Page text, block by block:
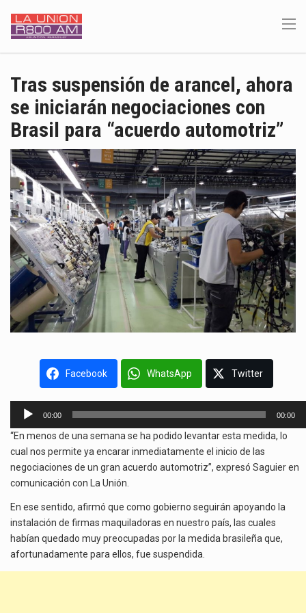
Tras suspensión de arancel, ahora
se iniciarán negociaciones con
Brasil para “acuerdo automotriz”
Facebook WhatsApp Twitter
Reproductor
audio
00:00 00:00
“En menos de una semana se ha podido levantar esta medida, lo
cual nos permite ya encarar inmediatamente el inicio de las
negociaciones de un gran acuerdo automotriz”, expresó Saguier en
comunicación con La Unión.
En ese sentido, afirmó que como gobierno seguirán apoyando la
instalación de firmas maquiladoras en nuestro país, las cuales
habían quedado muy preocupadas por la medida brasileña que,
afortunadamente para ellos, fue suspendida.